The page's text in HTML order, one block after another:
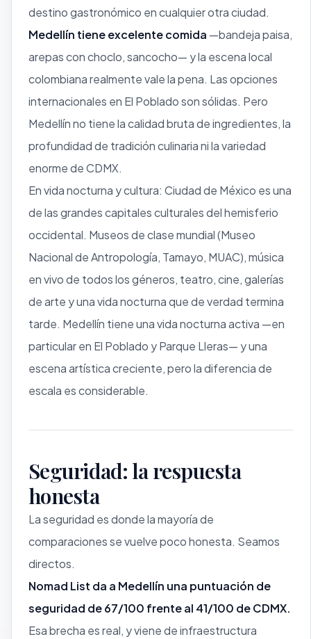
destino gastronómico en cualquier otra ciudad.
Medellín tiene excelente comida —bandeja paisa,
arepas con choclo, sancocho— y la escena local
colombiana realmente vale la pena. Las opciones
internacionales en El Poblado son sólidas. Pero
Medellín no tiene la calidad bruta de ingredientes, la
profundidad de tradición culinaria ni la variedad
enorme de CDMX.
En vida nocturna y cultura: Ciudad de México es una
de las grandes capitales culturales del hemisferio
occidental. Museos de clase mundial (Museo
Nacional de Antropología, Tamayo, MUAC), música
en vivo de todos los géneros, teatro, cine, galerías
de arte y una vida nocturna que de verdad termina
tarde. Medellín tiene una vida nocturna activa —en
particular en El Poblado y Parque Lleras— y una
escena artística creciente, pero la diferencia de
escala es considerable.
Seguridad: la respuesta
honesta
La seguridad es donde la mayoría de
comparaciones se vuelve poco honesta. Seamos
directos.
Nomad List da a Medellín una puntuación de
seguridad de 67/100 frente al 41/100 de CDMX.
Esa brecha es real, y viene de infraestructura